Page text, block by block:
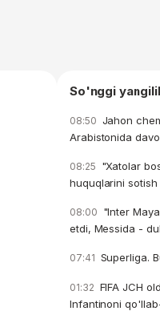
So'nggi
08:50 Jahon
Arabistonida
08:25 "Xatolar
huquqlarini
08:00 "Inter
etdi, Messida -
07:41 Superliga.
01:32 FIFA JCH
Infantinoni